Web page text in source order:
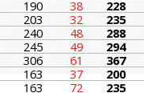
190 38 228
203 32 235
240 48 288
245 49 294
306 61 367
163 37 200
163 72 235